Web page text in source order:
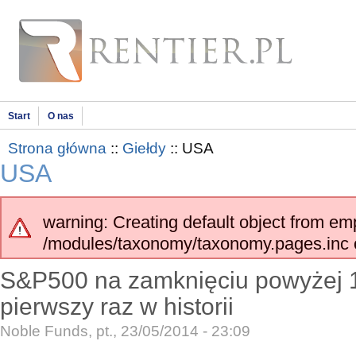
Start O nas
Strona główna :: Giełdy :: USA
USA
warning: Creating default object from
/modules/taxonomy/taxonomy.pages.inc
S&P500 na zamknięciu powyżej
pierwszy raz w historii
Noble Funds, pt., 23/05/2014 - 23:09